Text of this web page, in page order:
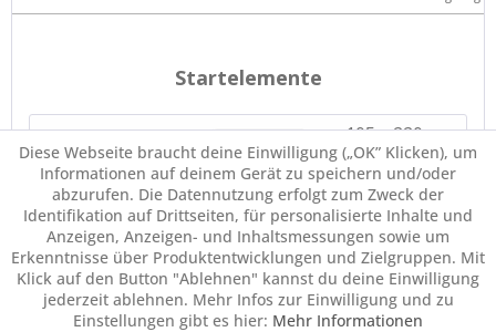
Diese Webseite braucht deine Einwilligung („OK” Klicken), um
Informationen auf deinem Gerät zu speichern und/oder
abzurufen. Die Datennutzung erfolgt zum Zweck der
Identifikation auf Drittseiten, für personalisierte Inhalte und
Anzeigen, Anzeigen- und Inhaltsmessungen sowie um
Erkenntnisse über Produktentwicklungen und Zielgruppen. Mit
Klick auf den Button "Ablehnen" kannst du deine Einwilligung
jederzeit ablehnen. Mehr Infos zur Einwilligung und zu
Einstellungen gibt es hier: Mehr Informationen